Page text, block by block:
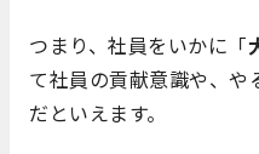
つまり、社員をいかに「
て社員の貢献意識や、や
だといえます。